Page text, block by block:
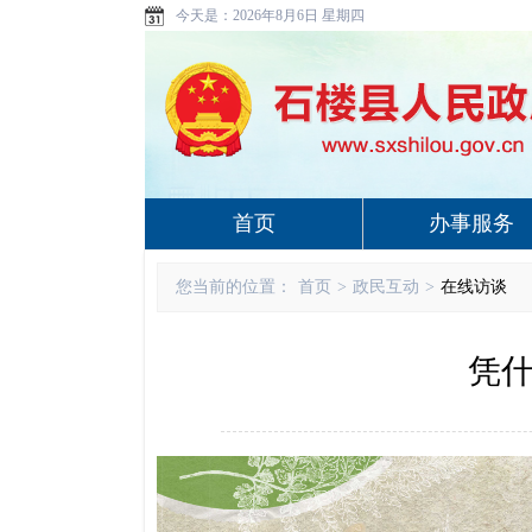
今天是： 2026年8月6日 星期四
首页 办事服务
您当前的位置： 首页 > 政民互动 > 在线访谈
凭